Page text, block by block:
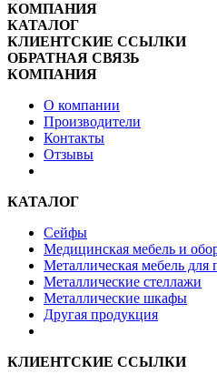
КОМПАНИЯ
КАТАЛОГ
КЛИЕНТСКИЕ ССЫЛКИ
ОБРАТНАЯ СВЯЗЬ
КОМПАНИЯ
О компании
Производители
Контакты
Отзывы
КАТАЛОГ
Сейфы
Медицинская мебель и
Металлическая мебель для
Металлические стеллажи
Металлические шкафы
Другая продукция
КЛИЕНТСКИЕ ССЫЛКИ